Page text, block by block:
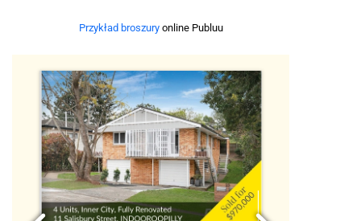
Przykład broszuryonline Publuu